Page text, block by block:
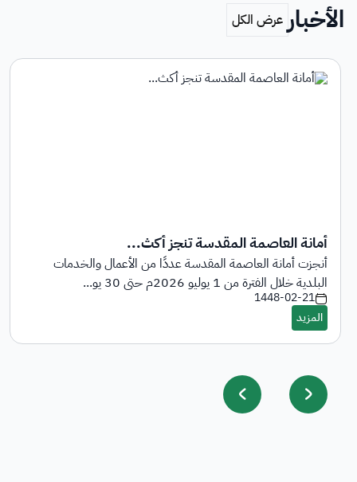
الأخبار
أمانة العاصمة المقدسة تنجز أكث...
أنجزت أمانة العاصمة المقدسة عددًا من الأعمال والخدمات
البلدية خلال الفترة من 1 يوليو 2026م حتى 30 يو...
1448-02-21